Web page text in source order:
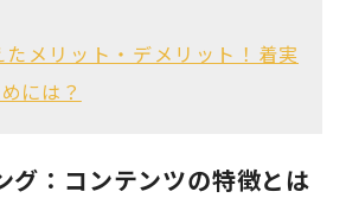
たメリット・デメリット！着実
には？
グ：コンテンツの特徴とは